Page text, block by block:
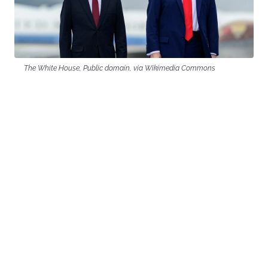
The White House, Public domain, via Wikimedia Commons